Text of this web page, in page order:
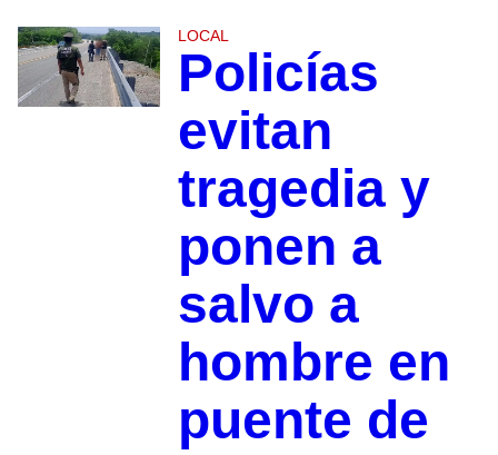
LOCAL
Policías
evitan
tragedia y
ponen a
salvo a
hombre en
puente de